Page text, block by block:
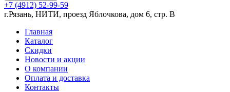
+7 (4912) 52-99-59
г.Рязань, НИТИ, проезд Яблочкова, дом 6, стр. В
Главная
Каталог
Скидки
Новости и акции
О компании
Оплата и доставка
Контакты